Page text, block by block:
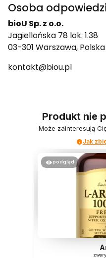
Osoba
bioU Sp. z o.o.
Jagiellońska 78 lok. 1.38
03-301 Warszawa, Polska
kontakt@biou.pl
Produkt nie
Może zainteresują
Jak
podgląd